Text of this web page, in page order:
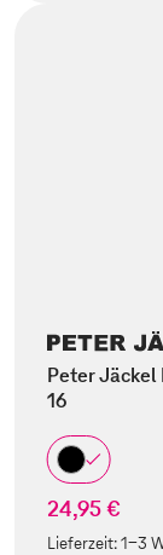
Peter Jäckel
16
24,95 €
Lieferzeit:1-3